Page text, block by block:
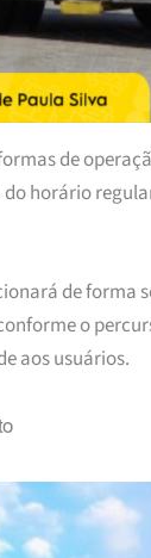
de
horário
de forma
o
aos usuários.